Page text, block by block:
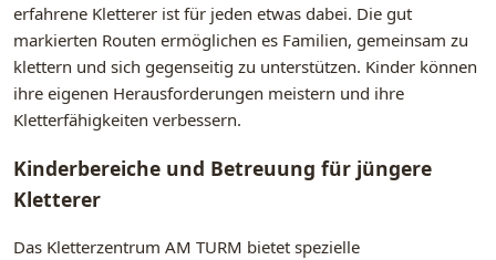
erfahrene Kletterer ist für jeden etwas dabei. Die gut
markierten Routen ermöglichen es Familien, gemeinsam zu
klettern und sich gegenseitig zu unterstützen. Kinder können
ihre eigenen Herausforderungen meistern und ihre
Kletterfähigkeiten verbessern.
Kinderbereiche und Betreuung für jüngere
Kletterer
Das Kletterzentrum AM TURM bietet spezielle